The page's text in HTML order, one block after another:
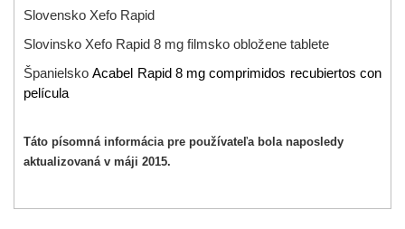
Slovensko Xefo Rapid
Slovinsko Xefo Rapid 8 mg filmsko obložene tablete
Španielsko Acabel Rapid 8 mg comprimidos recubiertos con
película
Táto písomná informácia pre používateľa bola naposledy
aktualizovaná v máji 2015.